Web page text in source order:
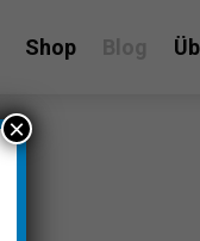
Shop
×